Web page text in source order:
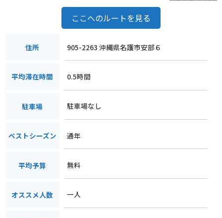
ここへのルートを見る
住所 905-2263 沖縄県名護市安部６
平均滞在時間 0.5時間
駐車場 駐車場なし
ベストシーズン 通年
平均予算 無料
オススメ人数 一人